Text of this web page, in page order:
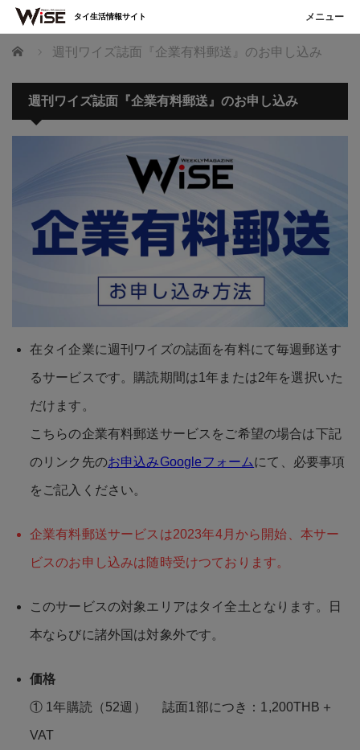
ホーム 週刊ワイズ誌面『企業有料郵送』のお申し込み
週刊ワイズ誌面『企業有料郵送』のお申し込み
在タイ企業に週刊ワイズの誌面を有料にて毎週郵送す
るサービスです。購読期間は1年または2年を選択いた
だけます。
こちらの企業有料郵送サービスをご希望の場合は下記
のリンク先のお申込みGoogleフォームにて、必要事項
をご記入ください。
企業有料郵送サービスは2023年4月から開始、本サー
ビスのお申し込みは随時受けつております。
このサービスの対象エリアはタイ全土となります。日
本ならびに諸外国は対象外です。
価格
① 1年購読（52週） 誌面1部につき：1,200THB＋
VAT
タイ生活情報サイト